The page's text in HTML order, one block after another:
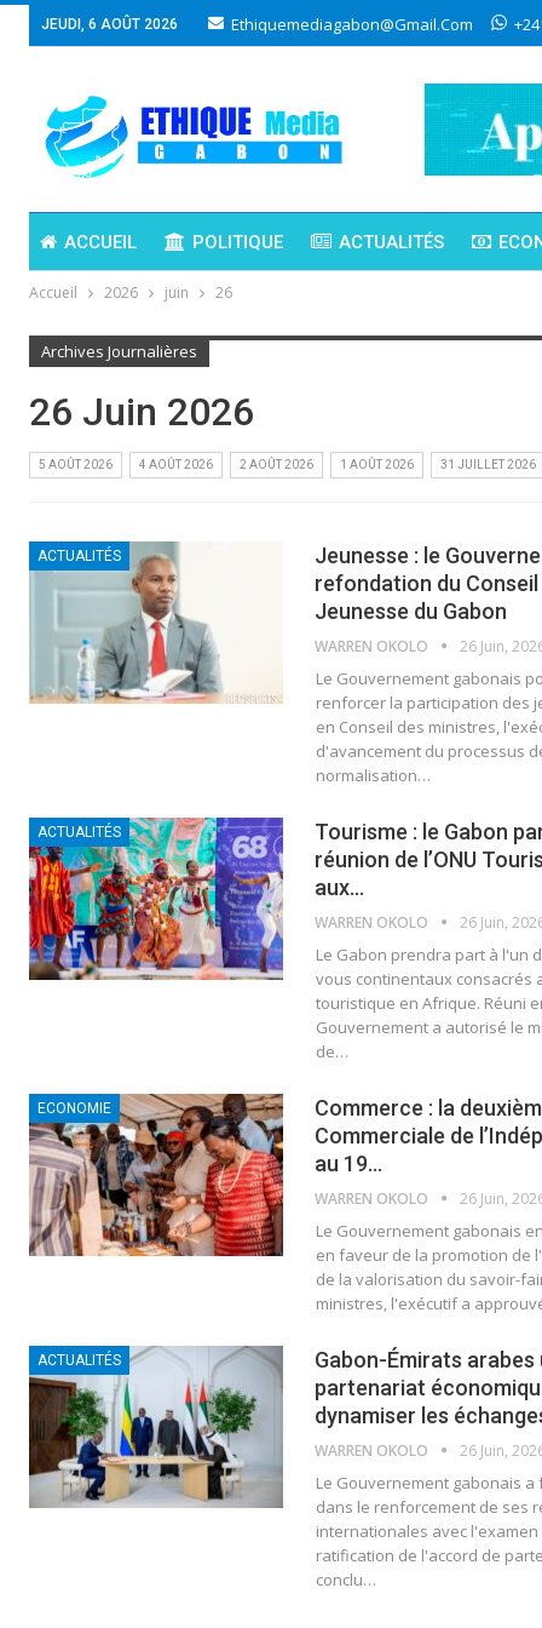
JEUDI, 6 AOÛT 2026 Ethiquemediagabon@gmail.com
ACCUEIL POLITIQUE ACTUALITÉS
Accueil 2026 juin 26
Archives Journalières
26 Juin 2026
5 AOÛT 2026 4 AOÛT 2026 2 AOÛT 2026 1 AOÛT 2026 31 JUILLET 2026
ACTUALITÉS
Jeunesse : le
refondation du
Jeunesse du Gabon
WARREN OKOLO 26 Juin,
Le Gouvernement gabonais
renforcer la participation des
en Conseil des ministres,
d'avancement du processus
normalisation…
ACTUALITÉS
Tourisme : le Gabon
réunion de l’ONU
aux…
WARREN OKOLO 26 Juin,
Le Gabon prendra part à l'un
vous continentaux consacrés
touristique en Afrique. Réuni
Gouvernement a autorisé le
de…
ECONOMIE
Commerce : la
Commerciale de
au 19…
WARREN OKOLO 26 Juin,
Le Gouvernement gabonais
en faveur de la promotion de
de la valorisation du savoir-
ministres, l'exécutif a
ACTUALITÉS
Gabon-Émirats
partenariat
dynamiser les
WARREN OKOLO 26 Juin,
Le Gouvernement gabonais
dans le renforcement de ses
internationales avec
ratification de l'accord de
conclu…